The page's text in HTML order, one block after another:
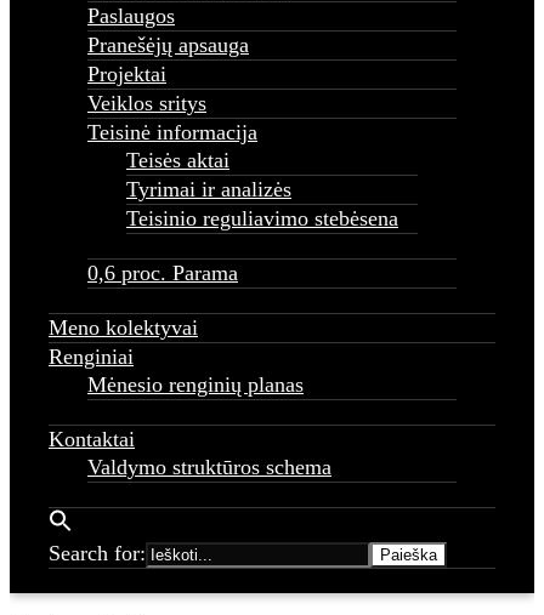
Paslaugos
Pranešėjų apsauga
Projektai
Veiklos sritys
Teisinė informacija
Teisės aktai
Tyrimai ir analizės
Teisinio reguliavimo stebėsena
0,6 proc. Parama
Meno kolektyvai
Renginiai
Mėnesio renginių planas
Kontaktai
Valdymo struktūros schema
Search for:
HomeRenginiai - Raseinių rajono kultūros centrasAleksas